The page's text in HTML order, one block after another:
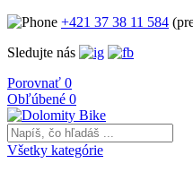
+421 37 38 11 584
Sledujte nás
Porovnať 0
Obľúbené 0
Všetky kategórie